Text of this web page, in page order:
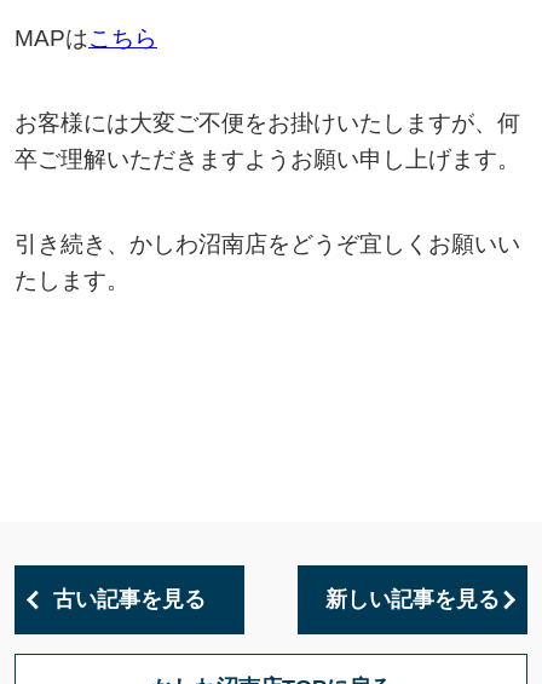
MAPはこちら
お客様には大変ご不便をお掛けいたしますが、何
卒ご理解いただきますようお願い申し上げます。
引き続き、かしわ沼南店をどうぞ宜しくお願いい
たします。
古い記事を見る 新しい記事を見る